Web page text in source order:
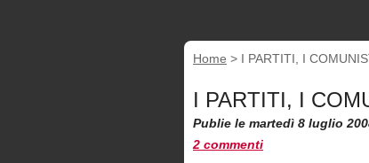
Home > I PARTITI, I
I PARTITI, I
Publie le martedì 8 luglio
2 commenti